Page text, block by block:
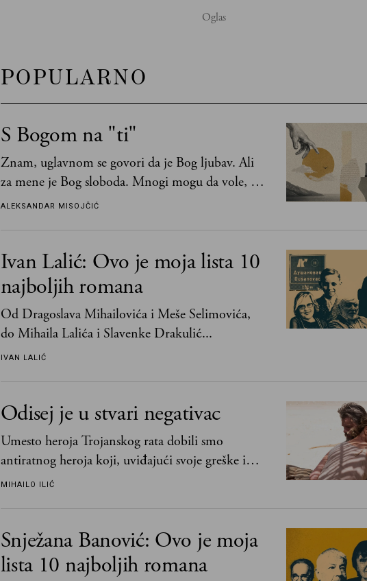
POPULARNO
S Bogom na "ti"
Znam, uglavnom se govori da je Bog ljubav. Ali
za mene je Bog sloboda. Mnogi mogu da vole, a
tek retki mogu da podnesu slobodu
ALEKSANDAR MISOJČIĆ
Ivan Lalić: Ovo je moja lista 10
najboljih romana
Od Dragoslava Mihailovića i Meše Selimovića,
do Mihaila Lalića i Slavenke Drakulić...
IVAN LALIĆ
Odisej je u stvari negativac
Umesto heroja Trojanskog rata dobili smo
antiratnog heroja koji, uviđajući svoje greške i
učeći na njima, shvata da postoje stvari koje su
MIHAILO ILIĆ
Snježana Banović: Ovo je moja
lista 10 najboljih romana